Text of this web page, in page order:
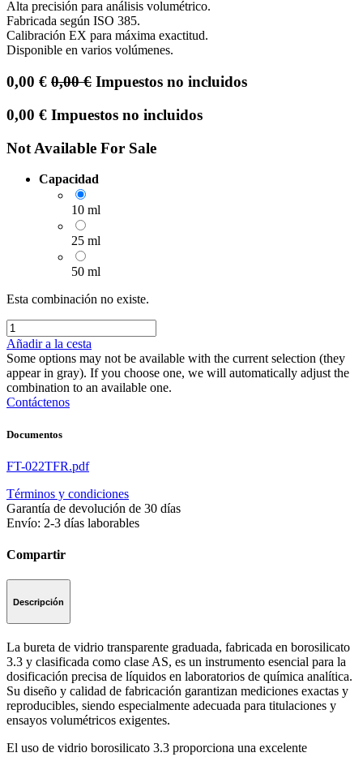
Alta precisión para análisis volumétrico.
Fabricada según ISO 385.
Calibración EX para máxima exactitud.
Disponible en varios volúmenes.
0,00 € 0,00€ Impuestos no incluidos
0,00 € Impuestos no incluidos
Not Available For Sale
Capacidad
10 ml
25 ml
50 ml
Esta combinación no existe.
Añadir a la cesta
Some options may not be available with the current selection (they
appear in gray). If you choose one, we will automatically adjust the
combination to an available one.
Contáctenos
Documentos
FT-022TFR.pdf
Términos y condiciones
Garantía de devolución de 30 días
Envío: 2-3 días laborables
Compartir
Descripción
La bureta de vidrio transparente graduada, fabricada en borosilicato
3.3 y clasificada como clase AS, es un instrumento esencial para la
dosificación precisa de líquidos en laboratorios de química analítica.
Su diseño y calidad de fabricación garantizan mediciones exactas y
reproducibles, siendo especialmente adecuada para titulaciones y
ensayos volumétricos exigentes.
El uso de vidrio borosilicato 3.3 proporciona una excelente